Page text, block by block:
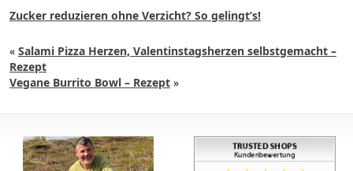
Zucker reduzieren ohne Verzicht? So gelingt’s!
« Salami Pizza Herzen, Valentinstagsherzen selbstgemacht –
Rezept
Vegane Burrito Bowl – Rezept »